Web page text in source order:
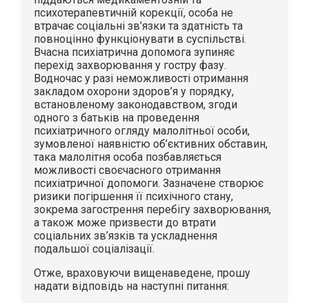
психотерапевтичній корекції, особа не
втрачає соціальні зв’язки та здатність та
повноцінно функціонувати в суспільстві.
Вчасна психіатрична допомога зупиняє
перехід захворювання у гостру фазу.
Водночас у разі неможливості отримання
закладом охорони здоров’я у порядку,
встановленому законодавством, згоди
одного з батьків на проведення
психіатричного огляду малолітньої особи,
зумовленої наявністю об’єктивних обставин,
така малолітня особа позбавляється
можливості своєчасного отримання
психіатричної допомоги. Зазначене створює
ризики погіршення її психічного стану,
зокрема загострення перебігу захворювання,
а також може призвести до втрати
соціальних зв’язків та ускладнення
подальшої соціалізації.
Отже, враховуючи вищенаведене, прошу
надати відповідь на наступні питання: